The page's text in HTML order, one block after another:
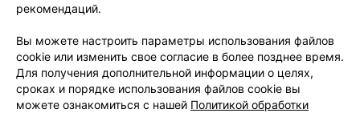
«Здравствуй, садик!»
(для девочек)
506,10 руб.
«Здравствуй, садик!»
(для мальчиков)
462,02 руб.
Обработка персональных данных
рекомендаций.
Вы можете настроить параметры использования файлов
cookie или изменить свое согласие в более позднее время.
Для получения дополнительной информации о целях,
сроках и порядке использования файлов cookie вы
можете ознакомиться с нашей Политикой обработки